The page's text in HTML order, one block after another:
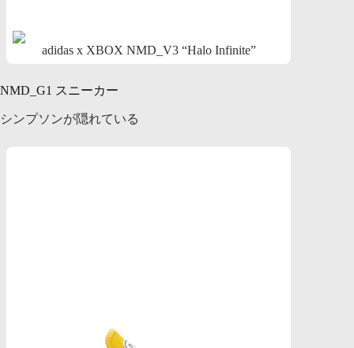
adidas x XBOX NMD_V3 “Halo Infinite”
NMD_G1 スニーカー
シンプソンが隠れている